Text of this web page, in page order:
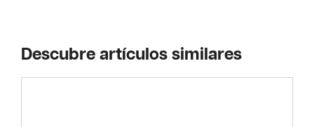
Descubre artículos similares